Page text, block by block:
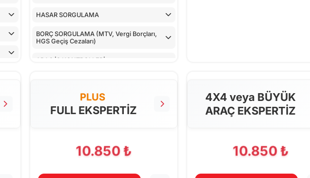
HASAR SORGULAMA
BORÇ SORGULAMA (MTV, Vergi Borçları,
HGS Geçiş Cezaları)
ARAÇ İÇ KONTROLLERİ
TORPİDO KONTROLÜ
PLUS
FULL EKSPERTİZ
10.850 ₺
4X4 veya BÜYÜK
ARAÇ EKSPERTİZ
10.850 ₺